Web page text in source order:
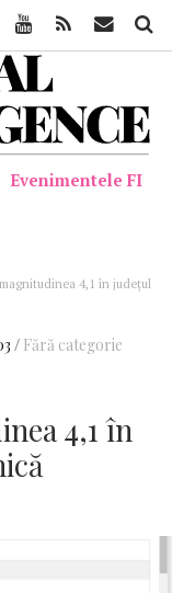
Evenimentele FI
4,1 în judeţul
Fără categorie
4,1 în
Youtube Feed Mail